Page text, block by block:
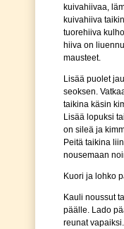
kuivahiivaa,
kuivahiiva
tuorehiiva
hiiva on
mausteet.
Lisää puolet
seoksen.
taikina käsin
Lisää lopuksi
on sileä ja
Peitä taikina
nousemaan
Kuori ja lohko
Kauli noussut
päälle. Lado
reunat